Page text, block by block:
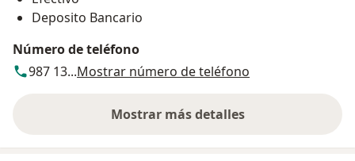
Deposito Bancario
Número de teléfono
987 13...Mostrar número de teléfono
Mostrar más detalles
sobre la dirección